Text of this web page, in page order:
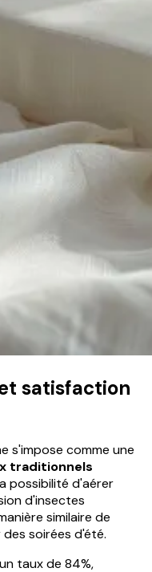
satisfaction
s'impose comme une
traditionnels
possibilité d'aérer
d'insectes
similaire de
soirées d'été.
taux de 84%,